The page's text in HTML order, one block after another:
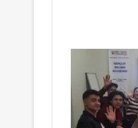
10 Haziran
BİLSEK